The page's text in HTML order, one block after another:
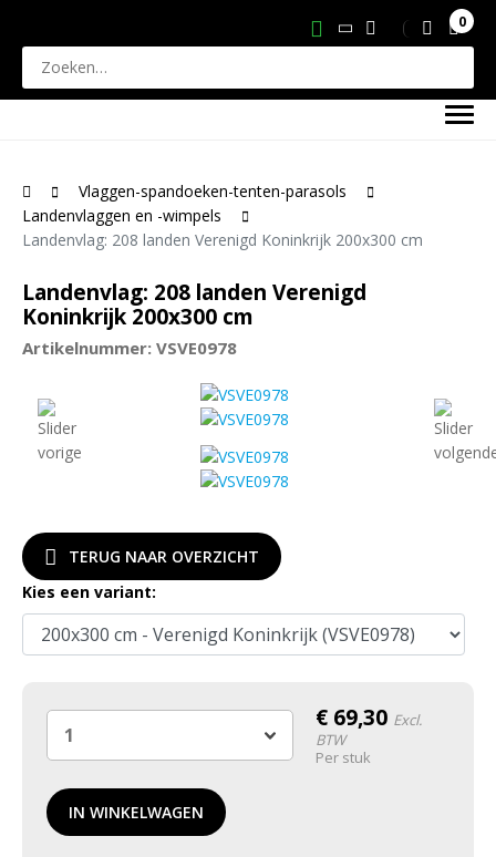
0
Vlaggen-spandoeken-tenten-parasols
Landenvlaggen en -wimpels
Landenvlag: 208 landen Verenigd Koninkrijk 200x300 cm
Landenvlag: 208 landen Verenigd
Koninkrijk 200x300 cm
Artikelnummer: VSVE0978
TERUG NAAR OVERZICHT
Kies een variant:
€ 69,30 Excl.
BTW
Per stuk
IN WINKELWAGEN